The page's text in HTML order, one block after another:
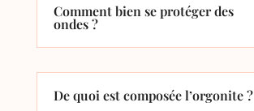
Comment bien se protéger des
ondes ?
De quoi est composée l’orgonite ?